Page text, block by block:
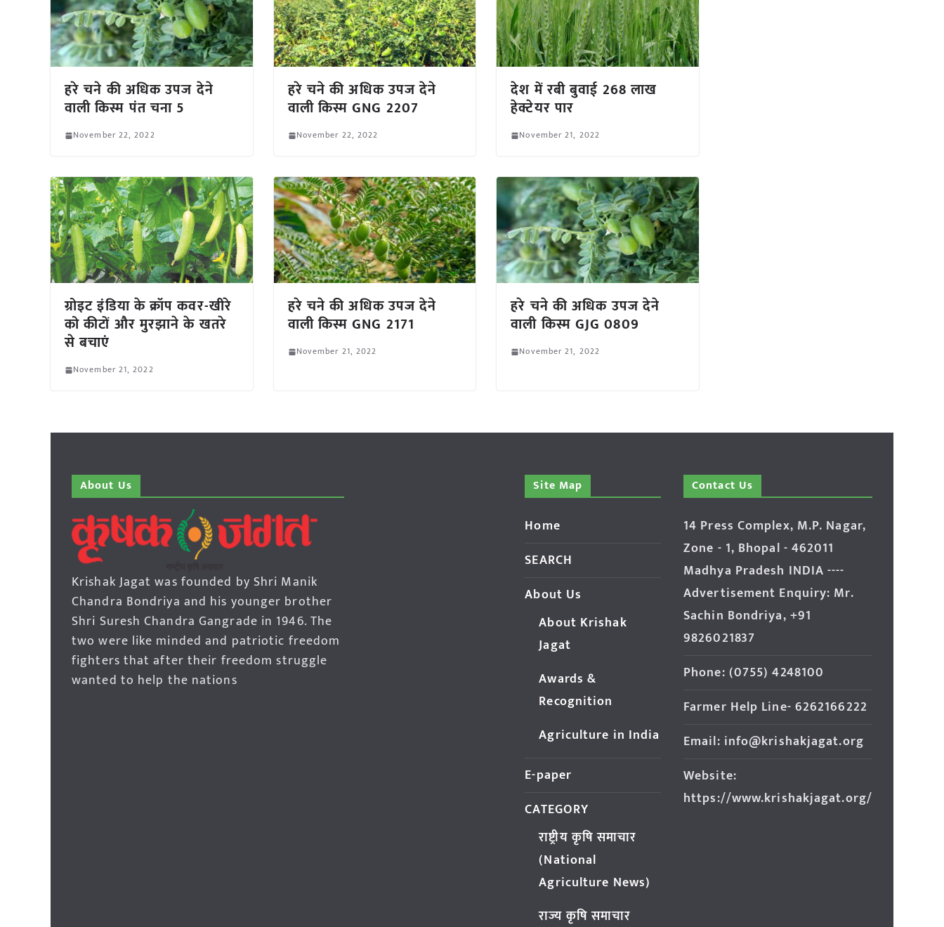
हरे चने की अधिक उपज देने
वाली किस्म पंत चना 5
November 22, 2022
हरे चने की अधिक उपज देने
वाली किस्म GNG 2207
November 22, 2022
देश में रबी बुवाई 268 लाख
हेक्टेयर पार
November 21, 2022
ग्रोइट इंडिया के क्रॉप कवर-खीरे
को कीटों और मुरझाने के खतरे
से बचाएं
November 21, 2022
हरे चने की अधिक उपज देने
वाली किस्म GNG 2171
November 21, 2022
हरे चने की अधिक उपज देने
वाली किस्म GJG 0809
November 21, 2022
About Us
Krishak Jagat was founded by Shri Manik
Chandra Bondriya and his younger brother
Shri Suresh Chandra Gangrade in 1946. The
two were like minded and patriotic freedom
fighters that after their freedom struggle
wanted to help the nations
Site Map
Home
SEARCH
About Us
About Krishak
Jagat
Awards &
Recognition
Agriculture in India
E-paper
CATEGORY
राष्ट्रीय कृषि समाचार
(National
Agriculture News)
राज्य कृषि समाचार
Contact Us
14 Press Complex, M.P. Nagar,
Zone - 1, Bhopal - 462011
Madhya Pradesh INDIA ----
Advertisement Enquiry: Mr.
Sachin Bondriya, +91
9826021837
Phone: (0755) 4248100
Farmer Help Line- 6262166222
Email: info@krishakjagat.org
Website:
https://www.krishakjagat.org/